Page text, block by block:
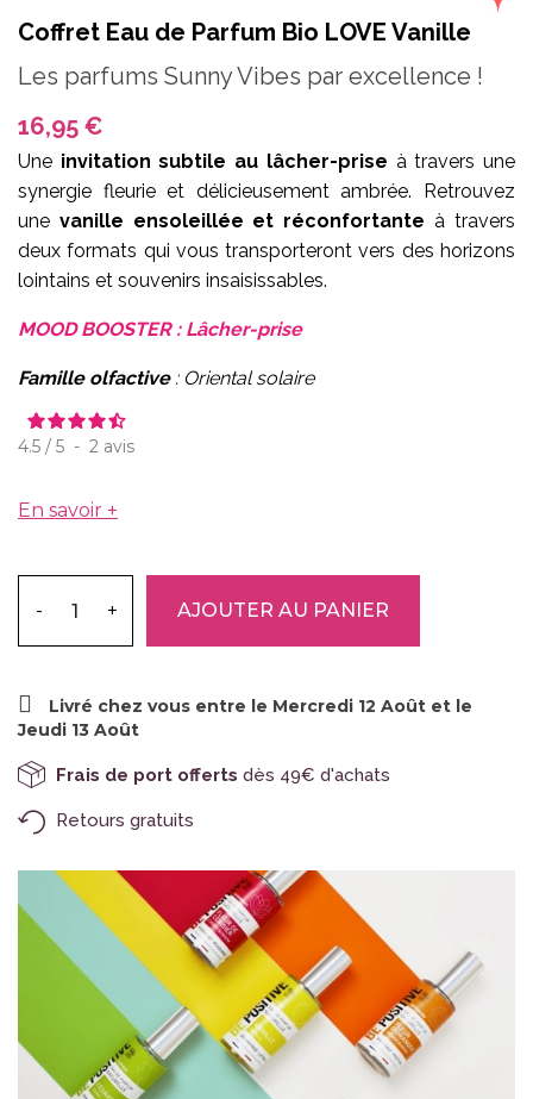
Coffret Eau de Parfum Bio LOVE Vanille
Les parfums Sunny Vibes par excellence !
16,95 €
Une invitation subtile au lâcher-prise à travers une
synergie fleurie et délicieusement ambrée. Retrouvez
une vanille ensoleillée et réconfortante à travers
deux formats qui vous transporteront vers des horizons
lointains et souvenirs insaisissables.
MOOD BOOSTER : Lâcher-prise
Famille olfactive: Oriental solaire
4.5 / 5 - 2 avis
En savoir +
- + AJOUTER AU PANIER
Livré chez vous entre le Mercredi 12 Août et le
Jeudi 13 Août
Frais de port offerts dès 49€ d'achats
Retours gratuits